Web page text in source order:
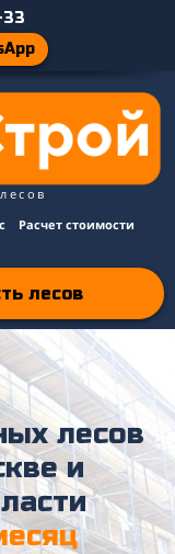
33
Расчет стоимости
лесов
лесов
и